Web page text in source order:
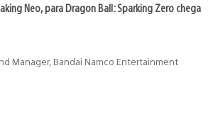
Neo, para Dragon Ball: Sparking Zero chega
Manager, Bandai Namco Entertainment